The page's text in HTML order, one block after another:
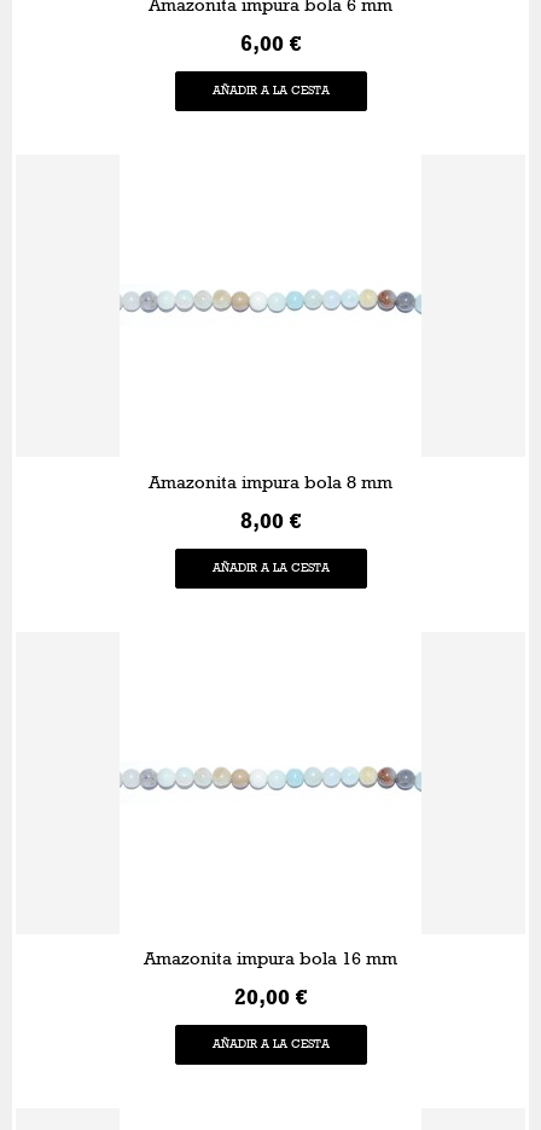
Amazonita impura bola 6 mm
6,00 €
AÑADIR A LA CESTA
Amazonita impura bola 8 mm
8,00 €
AÑADIR A LA CESTA
Amazonita impura bola 16 mm
20,00 €
AÑADIR A LA CESTA